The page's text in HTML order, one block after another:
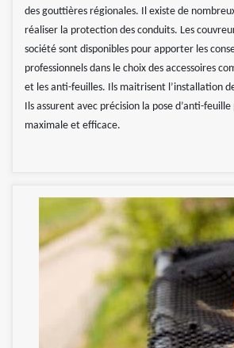
des gouttières régionales. Il existe de
réaliser la protection des conduits. Les
société sont disponibles pour apporter les
professionnels dans le choix des accessoires
et les anti-feuilles. Ils maitrisent l’installation
Ils assurent avec précision la pose d’anti-
maximale et efficace.